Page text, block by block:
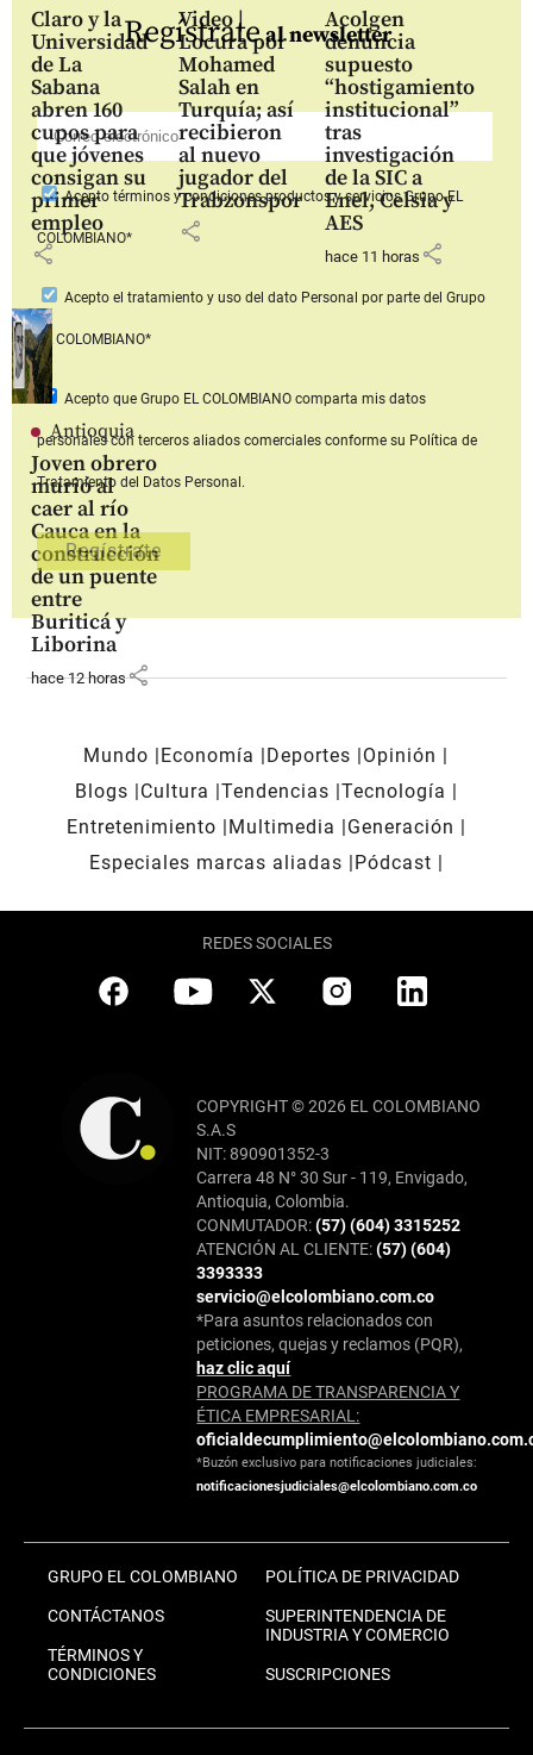
Claro y la
Universidad
de La
Sabana
abren 160
cupos para
que jóvenes
consigan su
primer
empleo
share
Video |
Locura por
Mohamed
Salah en
Turquía; así
recibieron
al nuevo
jugador del
Trabzonspor
share
Acolgen
denuncia
supuesto
“hostigamiento
institucional”
tras
investigación
de la SIC a
Enel, Celsia y
AES
hace 11 horas share
Antioquia
Joven obrero
murió al
caer al río
Cauca en la
construcción
de un puente
entre
Buriticá y
Liborina
hace 12 horasshare
Regístrateal newsletter
Aceptotérminos y condiciones productos y serviciosGrupo EL
COLOMBIANO*
Acepto el tratamiento y uso del dato Personal por parte del Grupo
EL COLOMBIANO*
Acepto que Grupo EL COLOMBIANOcomparta mis datos
personales con terceros aliados comerciales conforme su Política de
Tratamiento del Datos Personal.
Mundo Economía Deportes
Opinión
Blogs
Cultura Tendencias Tecnología
Entretenimiento
Multimedia
Generación
Especiales marcas aliadas
Pódcast
REDES SOCIALES
COPYRIGHT © 2026 EL COLOMBIANO
S.A.S
NIT: 890901352-3
Carrera 48 N° 30 Sur - 119, Envigado,
Antioquia, Colombia.
CONMUTADOR:(57) (604) 3315252
ATENCIÓN AL CLIENTE:(57) (604)
3393333
servicio@elcolombiano.com.co
*Para asuntos relacionados con
peticiones, quejas y reclamos (PQR),
haz clic aquí
PROGRAMA DE TRANSPARENCIA Y
ÉTICA EMPRESARIAL:
*Buzón exclusivo para notificaciones judiciales:
notificacionesjudiciales@elcolombiano.com.co
GRUPO EL COLOMBIANO
CONTÁCTANOS
TÉRMINOS Y
CONDICIONES
POLÍTICA DE PRIVACIDAD
SUPERINTENDENCIA DE
INDUSTRIA Y COMERCIO
SUSCRIPCIONES